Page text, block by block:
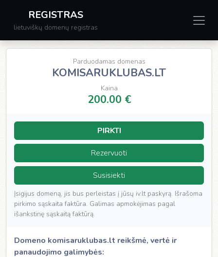
REGISTRAS
lietuviškų domenų registras
Parduodamas domenas
KOMISARUKLUBAS.LT
Kaina
200.00 €
PIRKTI
Rezervuoti
Susisiekti
Įsigijus domeną, jis bus perleistas į jūsų iv.lt paskyrą. Išrašoma
pirkimo sąskaita faktūra. Galimas apmokėjimas pagal
išankstinę sąskaitą faktūrą.
Domeno komisaruklubas.lt reikšmė, vertė ir
panaudojimo galimybės: